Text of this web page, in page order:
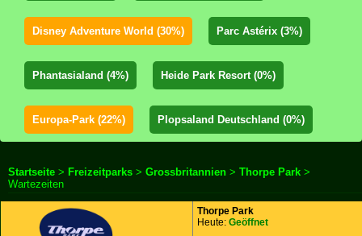
Disney Adventure World (30%) Parc Astérix (3%)
Phantasialand (4%) Heide Park Resort (0%)
Europa-Park (22%) Plopsaland Deutschland (0%)
Startseite > Freizeitparks > Grossbritannien > Thorpe Park >
Wartezeiten
Thorpe Park
Heute: Geöffnet